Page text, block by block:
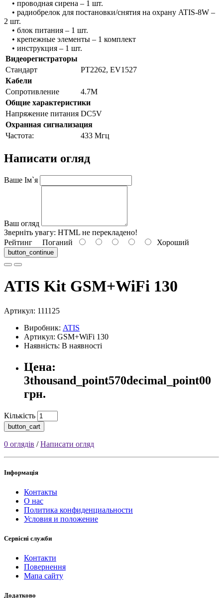
• проводная сирена – 1 шт.
• радиобрелок для постановки/снятия на охрану ATIS-8W –
2 шт.
• блок питания – 1 шт.
• крепежные элементы – 1 комплект
• инструкция – 1 шт.
Видеорегистраторы
Стандарт
РТ2262, EV1527
Кабели
Сопротивление
4.7M
Общие характеристики
Напряжение питания DC5V
Охранная сигнализация
Частота:
433 Мгц
Написати огляд
Ваше Ім`я
Ваш огляд
Зверніть увагу: HTML не перекладено!
Рейтинг Поганий Хороший
button_continue
ATIS Kit GSM+WiFi 130
Артикул: 111125
Виробник: ATIS
Артикул: GSM+WiFi 130
Наявність: В наявності
Цена:
3thousand_point570decimal_point00
грн.
Кількість
button_cart
0 оглядів /Написати огляд
Інформація
Контакты
О нас
Политика конфиденциальности
Условия и положение
Сервісні служби
Контакти
Повернення
Мапа сайту
Додатково